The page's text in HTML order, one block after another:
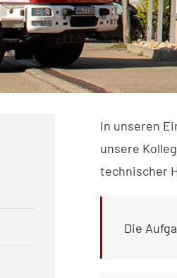
In unseren
unsere
technischer
Die